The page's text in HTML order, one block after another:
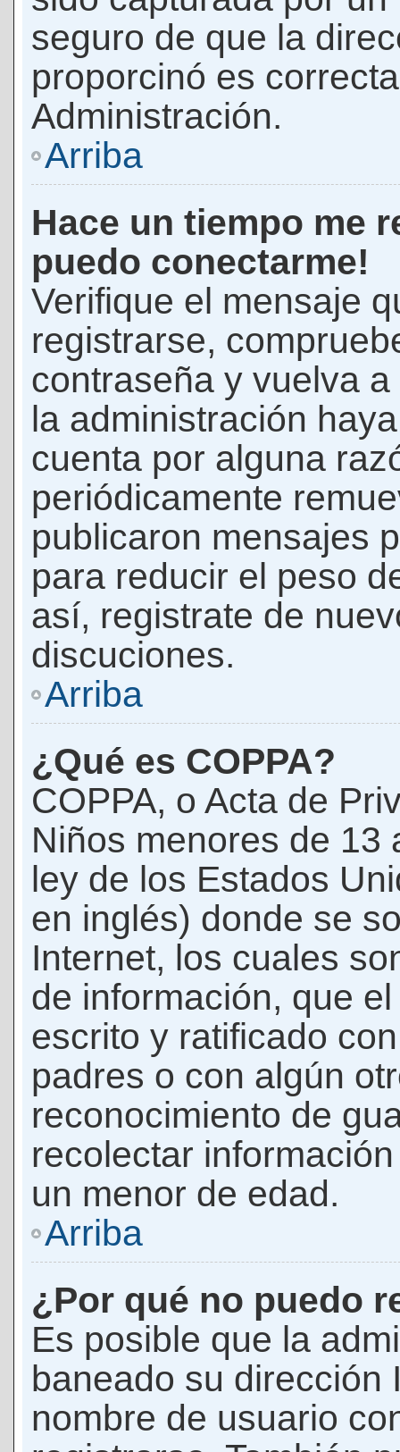
seguro de que la
proporcinó es
Administración.
Arriba
Hace un tiempo me
puedo conectarme!
Verifique el mensaje
registrarse,
contraseña y vuelva
la administración
cuenta por alguna
periódicamente
publicaron mensajes
para reducir el peso
así, registrate de
discuciones.
Arriba
¿Qué es COPPA?
COPPA, o Acta de
Niños menores de 13
ley de los Estados
en inglés) donde se
Internet, los cuales
de información, que
escrito y ratificado
padres o con algún
reconocimiento de
recolectar
un menor de edad.
Arriba
¿Por qué no puedo
Es posible que la
baneado su dirección
nombre de usuario